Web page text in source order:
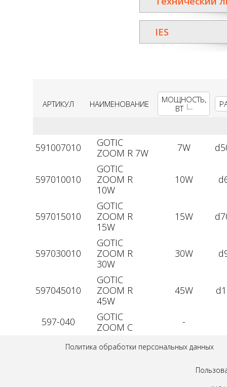
IES
АРТИКУЛ НАИМЕНОВАНИЕ
МОЩНОСТЬ,
ВТ
591007010
GOTIC
ZOOM R 7W
7W
597010010
GOTIC
ZOOM R
10W
10W
597015010
GOTIC
ZOOM R
15W
15W
597030010
GOTIC
ZOOM R
30W
30W
597045010
GOTIC
ZOOM R
45W
45W
597-040
GOTIC
ZOOM C
-
Политика обработки персональных данных